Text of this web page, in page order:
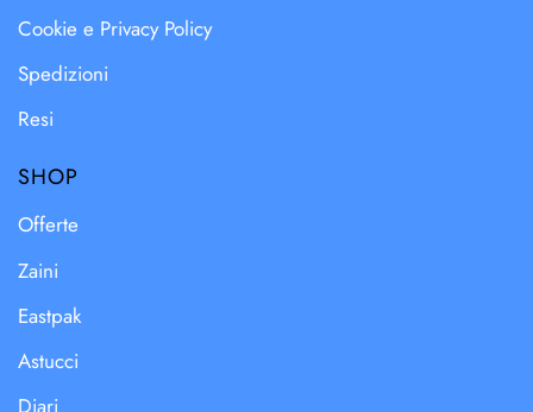
Cookie e Privacy Policy
Spedizioni
Resi
SHOP
Offerte
Zaini
Eastpak
Astucci
Diari